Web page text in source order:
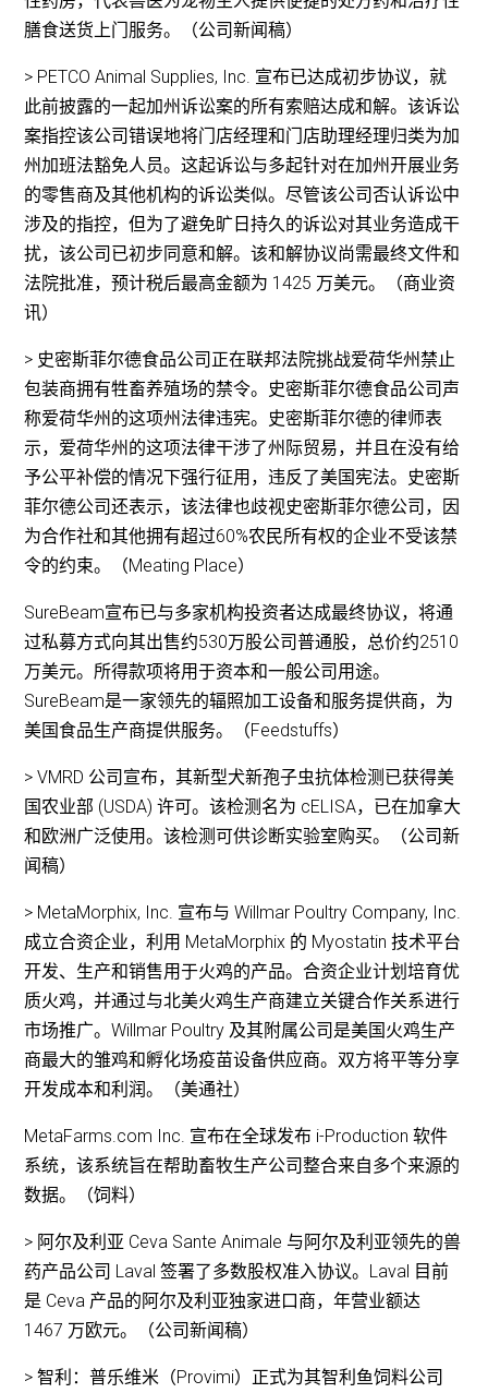
膳食送货上门服务。（公司新闻稿）
> PETCO Animal Supplies, Inc. 宣布已达成初步协议，就
此前披露的一起加州诉讼案的所有索赔达成和解。该诉讼
案指控该公司错误地将门店经理和门店助理经理归类为加
州加班法豁免人员。这起诉讼与多起针对在加州开展业务
的零售商及其他机构的诉讼类似。尽管该公司否认诉讼中
涉及的指控，但为了避免旷日持久的诉讼对其业务造成干
扰，该公司已初步同意和解。该和解协议尚需最终文件和
法院批准，预计税后最高金额为 1425 万美元。（商业资
讯）
> 史密斯菲尔德食品公司正在联邦法院挑战爱荷华州禁止
包装商拥有牲畜养殖场的禁令。史密斯菲尔德食品公司声
称爱荷华州的这项州法律违宪。史密斯菲尔德的律师表
示，爱荷华州的这项法律干涉了州际贸易，并且在没有给
予公平补偿的情况下强行征用，违反了美国宪法。史密斯
菲尔德公司还表示，该法律也歧视史密斯菲尔德公司，因
为合作社和其他拥有超过60%农民所有权的企业不受该禁
令的约束。（Meating Place）
SureBeam宣布已与多家机构投资者达成最终协议，将通
过私募方式向其出售约530万股公司普通股，总价约2510
万美元。所得款项将用于资本和一般公司用途。
SureBeam是一家领先的辐照加工设备和服务提供商，为
美国食品生产商提供服务。（Feedstuffs）
> VMRD 公司宣布，其新型犬新孢子虫抗体检测已获得美
国农业部 (USDA) 许可。该检测名为 cELISA，已在加拿大
和欧洲广泛使用。该检测可供诊断实验室购买。（公司新
闻稿）
> MetaMorphix, Inc. 宣布与 Willmar Poultry Company, Inc.
成立合资企业，利用 MetaMorphix 的 Myostatin 技术平台
开发、生产和销售用于火鸡的产品。合资企业计划培育优
质火鸡，并通过与北美火鸡生产商建立关键合作关系进行
市场推广。Willmar Poultry 及其附属公司是美国火鸡生产
商最大的雏鸡和孵化场疫苗设备供应商。双方将平等分享
开发成本和利润。（美通社）
MetaFarms.com Inc. 宣布在全球发布 i-Production 软件
系统，该系统旨在帮助畜牧生产公司整合来自多个来源的
数据。（饲料）
> 阿尔及利亚 Ceva Sante Animale 与阿尔及利亚领先的兽
药产品公司 Laval 签署了多数股权准入协议。Laval 目前
是 Ceva 产品的阿尔及利亚独家进口商，年营业额达
1467 万欧元。（公司新闻稿）
> 智利：普乐维米（Provimi）正式为其智利鱼饲料公司